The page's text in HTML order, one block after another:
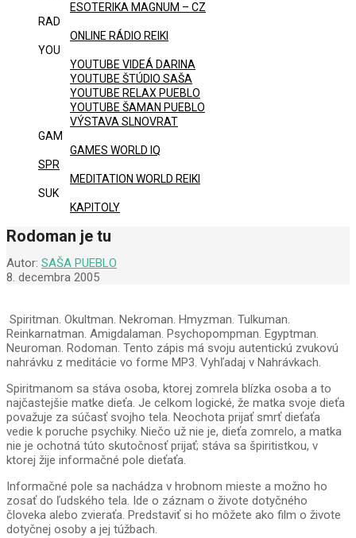
ESOTERIKA MAGNUM – CZ
RAD
ONLINE RÁDIO REIKI
YOU
YOUTUBE VIDEÁ DARINA
YOUTUBE ŠTÚDIO SAŠA
YOUTUBE RELAX PUEBLO
YOUTUBE ŠAMAN PUEBLO
VÝSTAVA SLNOVRAT
GAM
GAMES WORLD IQ
SPR
MEDITATION WORLD REIKI
SUK
KAPITOLY
Rodoman je tu
Autor: SAŠA PUEBLO
8. decembra 2005
Spiritman. Okultman. Nekroman. Hmyzman. Tulkuman.
Reinkarnatman. Amigdalaman. Psychopompman. Egyptman.
Neuroman. Rodoman. Tento zápis má svoju autentickú zvukovú
nahrávku z meditácie vo forme MP3. Vyhľadaj v Nahrávkach.
Spiritmanom sa stáva osoba, ktorej zomrela blízka osoba a to
najčastejšie matke dieťa. Je celkom logické, že matka svoje dieťa
považuje za súčasť svojho tela. Neochota prijať smrť dieťaťa
vedie k poruche psychiky. Niečo už nie je, dieťa zomrelo, a matka
nie je ochotná túto skutočnosť prijať; stáva sa špiritistkou, v
ktorej žije informačné pole dieťaťa.
Informačné pole sa nachádza v hrobnom mieste a možno ho
zosať do ľudského tela. Ide o záznam o živote dotyčného
človeka alebo zvieraťa. Predstaviť si ho môžete ako film o živote
dotyčnej osoby a jej túžbach.